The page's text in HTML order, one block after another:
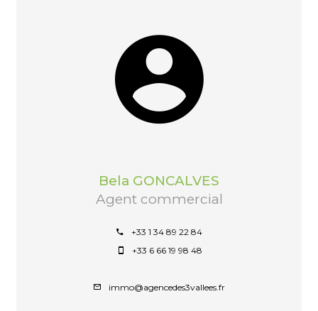
Bela GONCALVES
Agent commercial
+33 1 34 89 22 84
+33 6 66 19 98 48
immo@agencedes3vallees.fr